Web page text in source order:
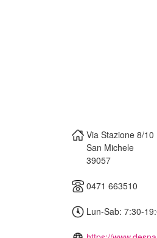
Via Stazione 8/10
San Michele
39057
0471 663510
Lun-Sab: 7:30-